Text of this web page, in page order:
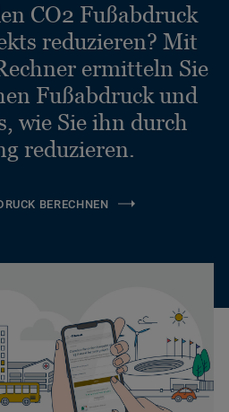
CO2 Fußabdruck
reduzieren? Mit
ermitteln Sie
Fußabdruck und
wie Sie ihn durch
reduzieren.
BERECHNEN